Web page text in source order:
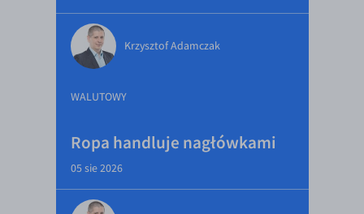
Krzysztof Adamczak
WALUTOWY
Ropa handluje nagłówkami
05 sie 2026